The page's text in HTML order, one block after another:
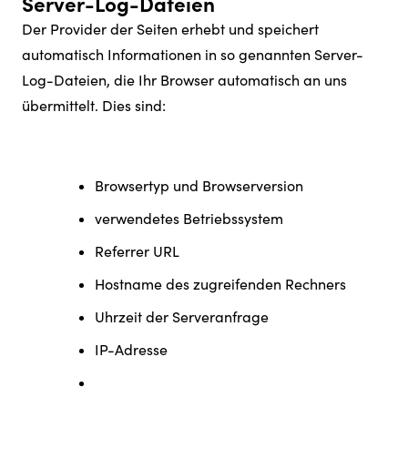
Der Provider der Seiten erhebt und speichert
automatisch Informationen in so genannten Server-
Log-Dateien, die Ihr Browser automatisch an uns
übermittelt. Dies sind:
Browsertyp und Browserversion
verwendetes Betriebssystem
Referrer URL
Hostname des zugreifenden Rechners
Uhrzeit der Serveranfrage
IP-Adresse